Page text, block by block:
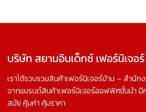
บริษัท สยามอินเด็กซ์ เฟอร์นิเจอ
เราได้รวบรวมสินค้าเฟอร์นิเจอร์บ้าน – สำนัก
จากแบรนด์สินค้าเฟอร์นิเจอร์ออฟฟิศชั้นนำ
สมัย คุ้มค่า คุ้มราคา